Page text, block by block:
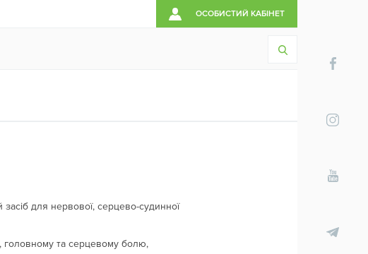
ОСОБИСТИЙ КАБІНЕТ
для нервової, серцево-судинної
головному та серцевому болю,